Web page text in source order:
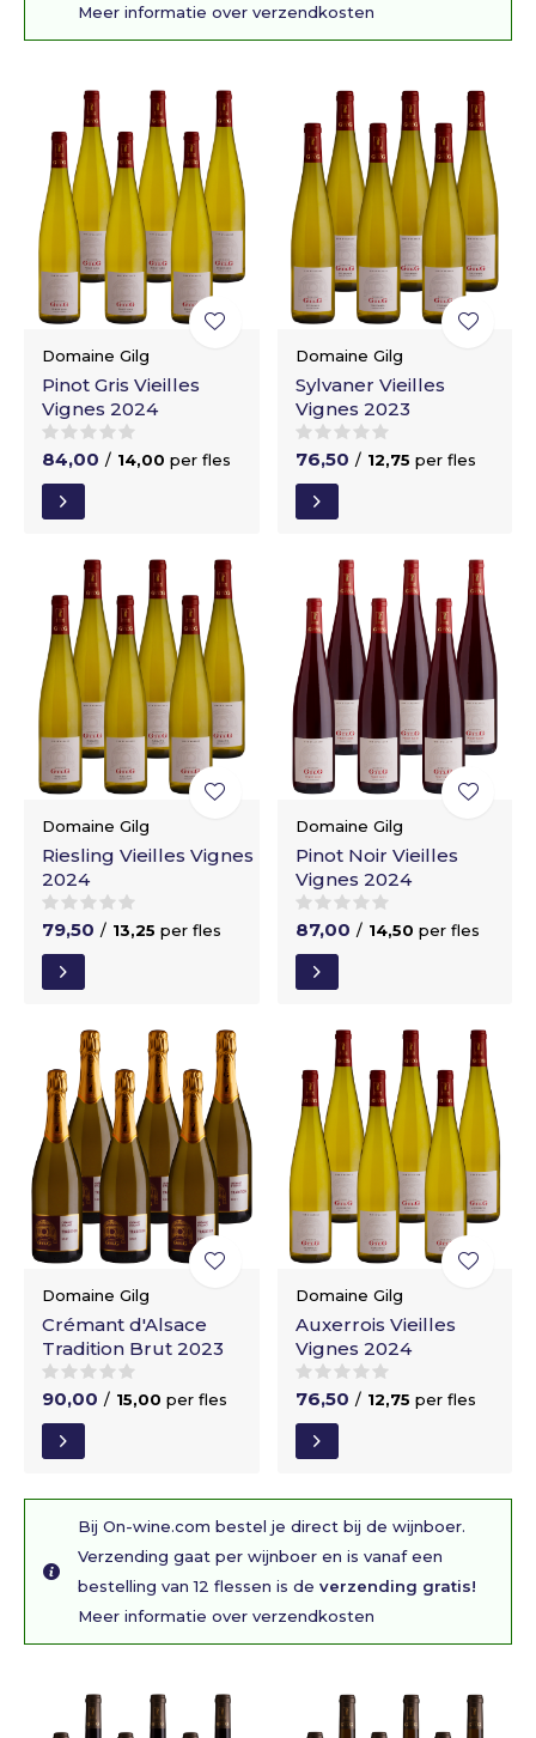
Meer informatie over verzendkosten
Domaine Gilg
Pinot Gris Vieilles
Vignes 2024
84,00 / 14,00 per fles
Domaine Gilg
Sylvaner Vieilles
Vignes 2023
76,50 / 12,75 per fles
Domaine Gilg
Riesling Vieilles Vignes
2024
79,50 / 13,25 per fles
Domaine Gilg
Pinot Noir Vieilles
Vignes 2024
87,00 / 14,50 per fles
Domaine Gilg
Crémant d'Alsace
Tradition Brut 2023
90,00 / 15,00 per fles
Domaine Gilg
Auxerrois Vieilles
Vignes 2024
76,50 / 12,75 per fles
Bij On-wine.com bestel je direct bij de wijnboer.
Verzending gaat per wijnboer en is vanaf een
bestelling van 12 flessen is de verzending gratis!
Meer informatie over verzendkosten